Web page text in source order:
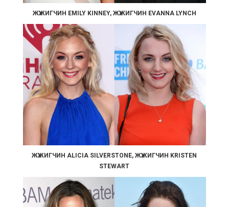
ЖҮЖИГЧИН EMILY KINNEY, ЖҮЖИГЧИН EVANNA LYNCH
ЖҮЖИГЧИН ALICIA SILVERSTONE, ЖҮЖИГЧИН KRISTEN
STEWART